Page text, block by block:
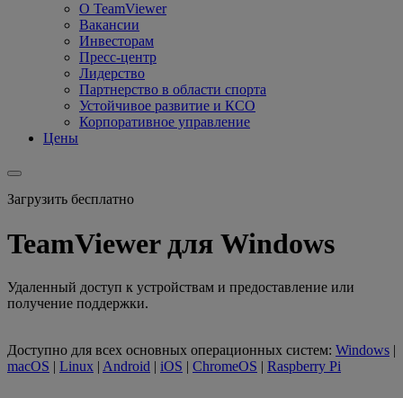
О TeamViewer
Вакансии
Инвесторам
Пресс-центр
Лидерство
Партнерство в области спорта
Устойчивое развитие и КСО
Корпоративное управление
Цены
Загрузить бесплатно
TeamViewer для Windows
Удаленный доступ к устройствам и предоставление или
получение поддержки.
Доступно для всех основных операционных систем: Windows |
macOS | Linux | Android | iOS | ChromeOS | Raspberry Pi